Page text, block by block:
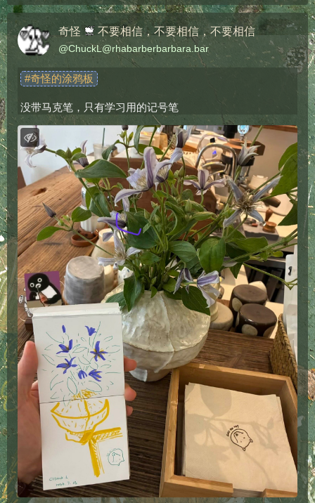
奇怪 不要相信，不要相信，不要相信
@ChuckL@rhabarberbarbara.bar
#奇怪的涂鸦板
没带马克笔，只有学习用的记号笔